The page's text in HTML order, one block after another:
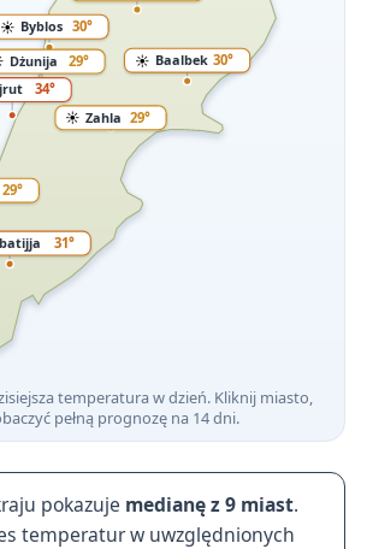
34°
☀️ Baalbek 30°
☀️ Byblos 30°
29°
☀️ Zahla 29°
Dżunija 29°
31°
temperatura w dzień. Kliknij miasto,
pełną prognozę na 14 dni.
pokazuje medianę z 9 miast.
temperatur w uwzględnionych